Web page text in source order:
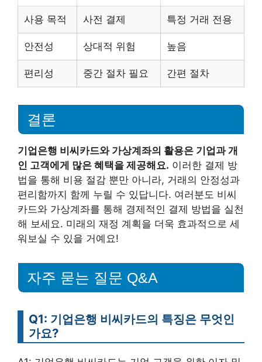
사용 목적 사전 결제 특정 거래 전용
안전성 상대적 위험 높음
편리성 중간 절차 필요 간편 절차
결론
기업은행 비씨카드와 가상계좌의 활용은 기업과 개
인 고객에게 많은 혜택을 제공해요. 이러한 결제 방
법을 통해 비용 절감 뿐만 아니라, 거래의 안정성과
편리함까지 함께 누릴 수 있답니다. 여러분도 비씨
카드와 가상계좌를 통해 경제적인 결제 방법을 실천
해 보세요. 미래의 재정 계획을 더욱 효과적으로 세
워보실 수 있을 거예요!
자주 묻는 질문 Q&A
Q1: 기업은행 비씨카드의 특징은 무엇인
가요?